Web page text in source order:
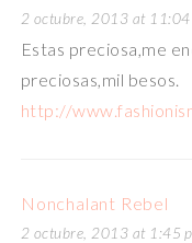
2 octubre, 2013 at 11:04
Estas preciosa,me
preciosas,mil besos.
http://
Nonchalant Rebel
2 octubre, 2013 at 1:45